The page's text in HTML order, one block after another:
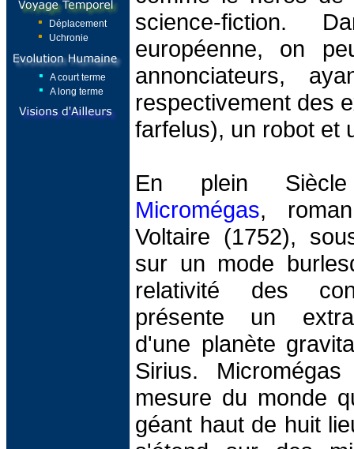
Déplacement
Uchronie
A court terme
A long terme
science-fiction.
européenne, on
annonciateurs,
respectivement des
farfelus), un robot et
En plein
Micromégas,
Voltaire (1752),
sur un mode
relativité des
présente un
d'une planète
Sirius.
mesure du monde
géant haut de huit